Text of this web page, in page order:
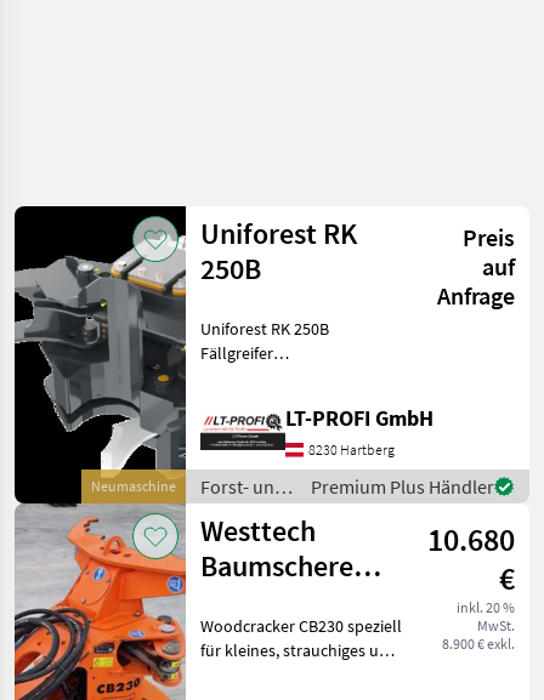
Neumaschine
Uniforest RK
250B
Preis
auf
Anfrage
Uniforest RK 250B
Fällgreifer
Bagger montiert werden
und kann zum bearbeiten
größerer Oberflächen
verwendet w
LT-PROFI GmbH
8230 Hartberg
Forst- und
Holztechnik
/ Uniforest
Premium Plus Händler
Westtech
Baumschere
CB230
10.680
€
inkl. 20 %
MwSt.
8.900 € exkl.
Woodcracker CB230 speziell
für kleines, strauchiges und